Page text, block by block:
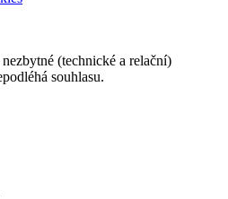
(technické a relační)
souhlasu.